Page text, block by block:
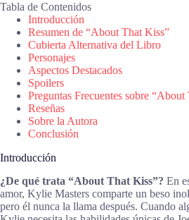
Tabla de Contenidos
Introducción
Resumen de “About That Kiss”
Cubierta Alternativa del Libro
Personajes
Aspectos Destacados
Spoilers
Preguntas Frecuentes sobre
Reseñas
Sobre la Autora
Conclusión
Introducción
¿De qué trata “About That Kiss”? En
amor, Kylie Masters comparte un beso
pero él nunca la llama después. Cuando